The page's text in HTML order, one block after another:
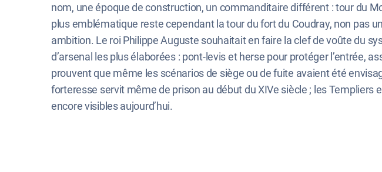
nom, une époque de construction, un commanditaire différent : tour du
plus emblématique reste cependant la tour du fort du Coudray, non pas
ambition. Le roi Philippe Auguste souhaitait en faire la clef de voûte du
d’arsenal les plus élaborées : pont-levis et herse pour protéger l’entrée,
prouvent que même les scénarios de siège ou de fuite avaient été
forteresse servit même de prison au début du XIVe siècle ; les
encore visibles aujourd’hui.